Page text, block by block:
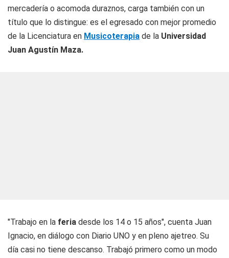
mercadería o acomoda duraznos, carga también con un
título que lo distingue: es el egresado con mejor promedio
de la Licenciatura en Musicoterapia de la Universidad
Juan Agustín Maza.
"Trabajo en la feria desde los 14 o 15 años", cuenta Juan
Ignacio, en diálogo con Diario UNO y en pleno ajetreo. Su
día casi no tiene descanso. Trabajó primero como un modo